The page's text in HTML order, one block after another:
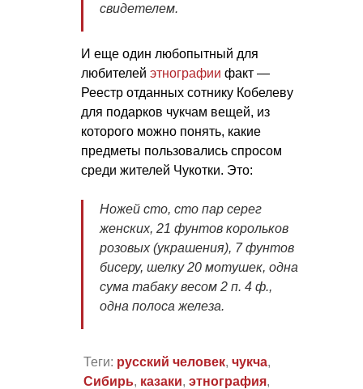
свидетелем.
И еще один любопытный для
любителей этнографии факт —
Реестр отданных сотнику Кобелеву
для подарков чукчам вещей, из
которого можно понять, какие
предметы пользовались спросом
среди жителей Чукотки. Это:
Ножей сто, сто пар серег
женских, 21 фунтов корольков
розовых (украшения), 7 фунтов
бисеру, шелку 20 мотушек, одна
сума табаку весом 2 п. 4 ф.,
одна полоса железа.
Теги: русский человек, чукча,
Сибирь, казаки, этнография,